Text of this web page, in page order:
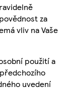
za
vliv na Vaše
použití a
uvedení